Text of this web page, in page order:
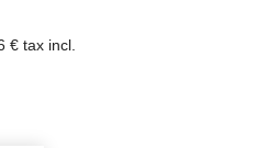
€ tax incl.